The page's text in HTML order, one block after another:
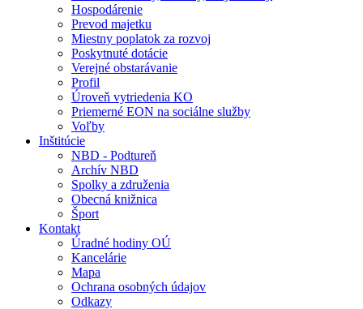
Hospodárenie
Prevod majetku
Miestny poplatok za rozvoj
Poskytnuté dotácie
Verejné obstarávanie
Profil
Úroveň vytriedenia KO
Priemerné EON na sociálne služby
Voľby
Inštitúcie
NBD - Podtureň
Archív NBD
Spolky a združenia
Obecná knižnica
Šport
Kontakt
Úradné hodiny OÚ
Kancelárie
Mapa
Ochrana osobných údajov
Odkazy